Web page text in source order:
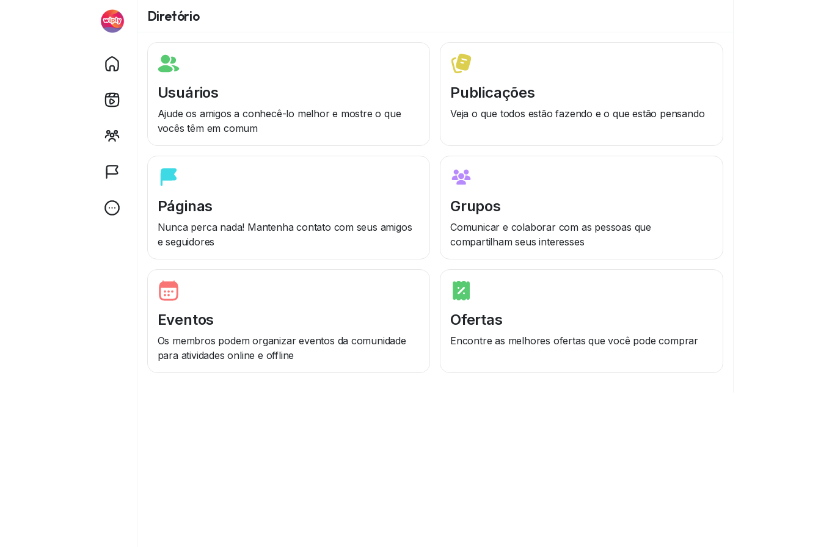
Diretório
Usuários
Ajude os amigos a conhecê-lo melhor e mostre o que
vocês têm em comum
Publicações
Veja o que todos estão fazendo e o que estão pensando
Páginas
Nunca perca nada! Mantenha contato com seus amigos
e seguidores
Grupos
Comunicar e colaborar com as pessoas que
compartilham seus interesses
Eventos
Os membros podem organizar eventos da comunidade
para atividades online e offline
Ofertas
Encontre as melhores ofertas que você pode comprar